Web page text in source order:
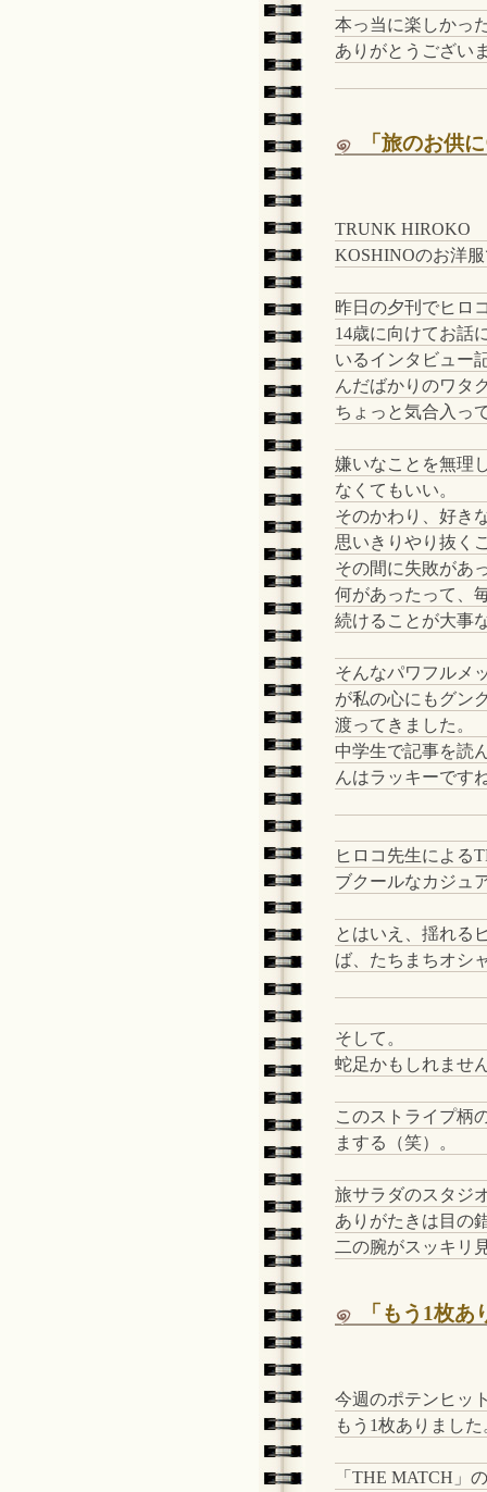
本っ当に楽しかっ
ありがとうござい
「旅のお供
TRUNK HIROKO
KOSHINOのお洋
昨日の夕刊でヒロ
14歳に向けてお話
いるインタビュー
んだばかりのワタ
ちょっと気合入っ
嫌いなことを無理
なくてもいい。
そのかわり、好き
思いきりやり抜く
その間に失敗があ
何があったって、
続けることが大事
そんなパワフルメ
が私の心にもグン
渡ってきました。
中学生で記事を読
んはラッキーです
ヒロコ先生による
ブクールなカジュ
とはいえ、揺れる
ば、たちまちオシ
そして。
蛇足かもしれませ
このストライプ柄
まする（笑）。
旅サラダのスタジ
ありがたきは目の
二の腕がスッキリ
「もう1枚あ
今週のポテンヒッ
もう1枚ありました
「THE MATCH」